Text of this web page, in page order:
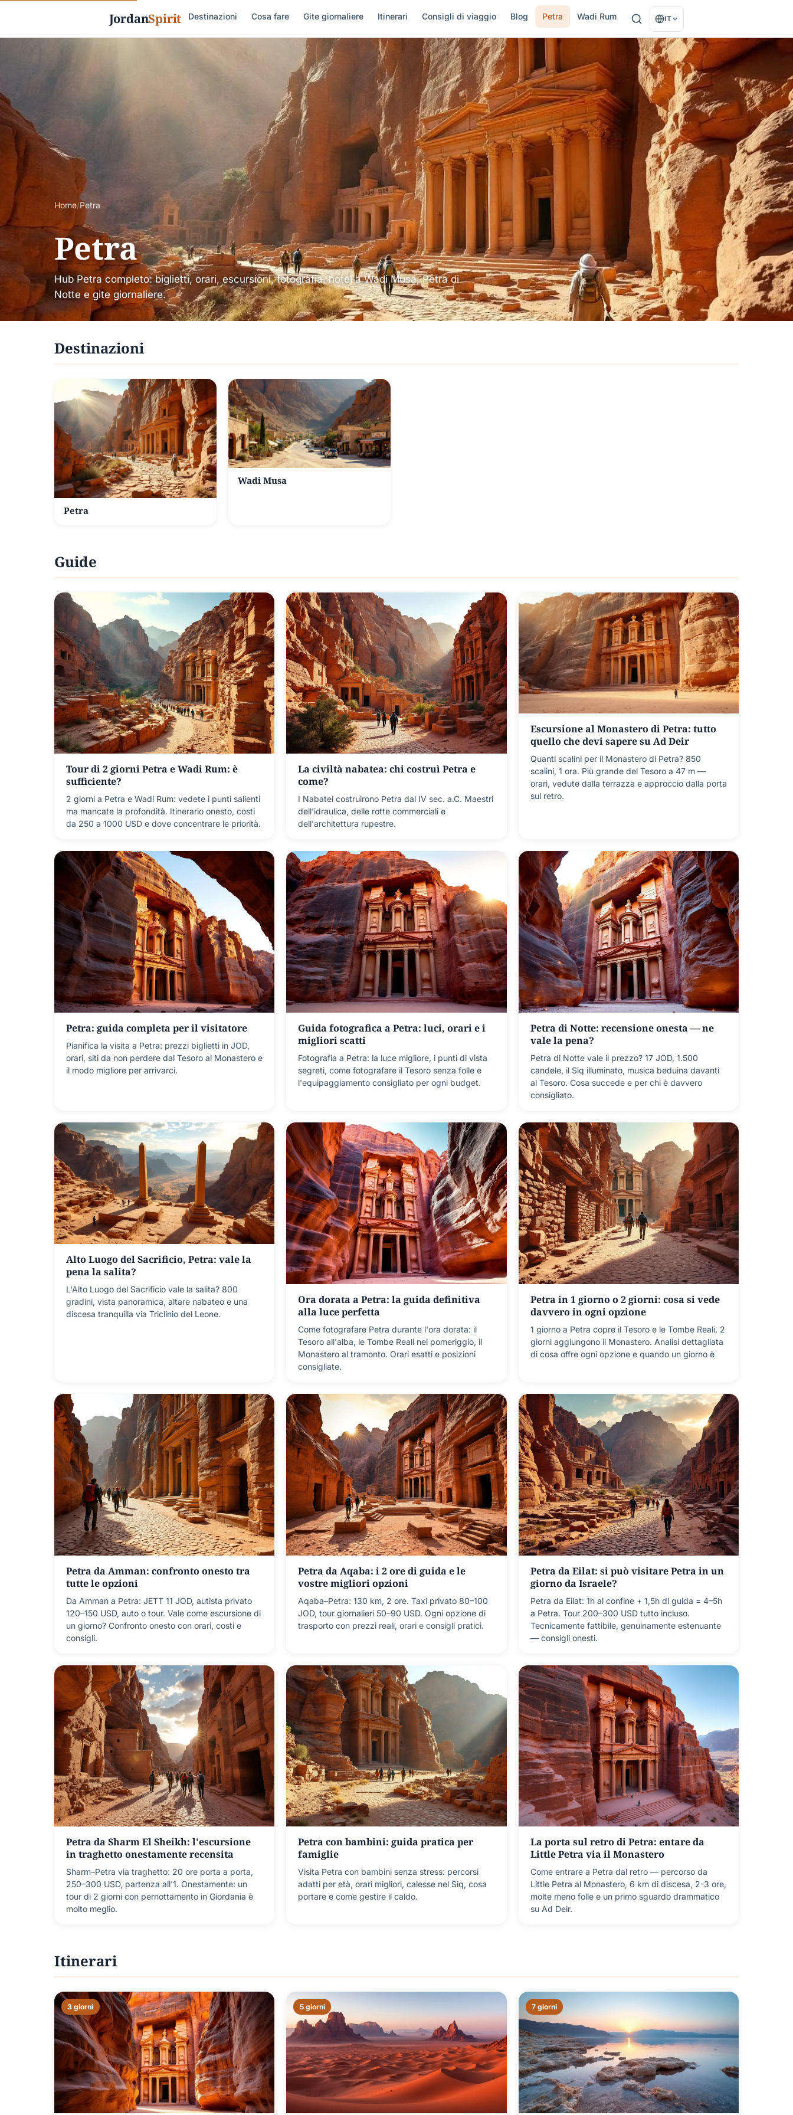
JordanSpirit Destinazioni Cosa fare Gite giornaliere Itinerari Consigli di viaggio Blog Petra Wadi Rum IT
Home/Petra
Petra
Hub Petra completo: biglietti, orari, escursioni, fotografia, hotel a Wadi Musa, Petra di
Notte e gite giornaliere.
Destinazioni
Petra
Wadi Musa
Guide
Tour di 2 giorni Petra e Wadi Rum: è
sufficiente?
2 giorni a Petra e Wadi Rum: vedete i punti salienti
ma mancate la profondità. Itinerario onesto, costi
da 250 a 1000 USD e dove concentrare le priorità.
La civiltà nabatea: chi costruì Petra e
come?
I Nabatei costruirono Petra dal IV sec. a.C. Maestri
dell'idraulica, delle rotte commerciali e
dell'architettura rupestre.
Escursione al Monastero di Petra: tutto
quello che devi sapere su Ad Deir
Quanti scalini per il Monastero di Petra? 850
scalini, 1 ora. Più grande del Tesoro a 47 m —
orari, vedute dalla terrazza e approccio dalla porta
sul retro.
Petra: guida completa per il visitatore
Pianifica la visita a Petra: prezzi biglietti in JOD,
orari, siti da non perdere dal Tesoro al Monastero e
il modo migliore per arrivarci.
Guida fotografica a Petra: luci, orari e i
migliori scatti
Fotografia a Petra: la luce migliore, i punti di vista
segreti, come fotografare il Tesoro senza folle e
l'equipaggiamento consigliato per ogni budget.
Petra di Notte: recensione onesta — ne
vale la pena?
Petra di Notte vale il prezzo? 17 JOD, 1.500
candele, il Siq illuminato, musica beduina davanti
al Tesoro. Cosa succede e per chi è davvero
consigliato.
Alto Luogo del Sacrificio, Petra: vale la
pena la salita?
L'Alto Luogo del Sacrificio vale la salita? 800
gradini, vista panoramica, altare nabateo e una
discesa tranquilla via Triclinio del Leone.
Ora dorata a Petra: la guida definitiva
alla luce perfetta
Come fotografare Petra durante l'ora dorata: il
Tesoro all'alba, le Tombe Reali nel pomeriggio, il
Monastero al tramonto. Orari esatti e posizioni
consigliate.
Petra in 1 giorno o 2 giorni: cosa si vede
davvero in ogni opzione
1 giorno a Petra copre il Tesoro e le Tombe Reali. 2
giorni aggiungono il Monastero. Analisi dettagliata
di cosa offre ogni opzione e quando un giorno è
Petra da Amman: confronto onesto tra
tutte le opzioni
Da Amman a Petra: JETT 11 JOD, autista privato
120–150 USD, auto o tour. Vale come escursione di
un giorno? Confronto onesto con orari, costi e
consigli.
Petra da Aqaba: i 2 ore di guida e le
vostre migliori opzioni
Aqaba–Petra: 130 km, 2 ore. Taxi privato 80–100
JOD, tour giornalieri 50–90 USD. Ogni opzione di
trasporto con prezzi reali, orari e consigli pratici.
Petra da Eilat: si può visitare Petra in un
giorno da Israele?
Petra da Eilat: 1h al confine + 1,5h di guida = 4–5h
a Petra. Tour 200–300 USD tutto incluso.
Tecnicamente fattibile, genuinamente estenuante
— consigli onesti.
Petra da Sharm El Sheikh: l'escursione
in traghetto onestamente recensita
Sharm–Petra via traghetto: 20 ore porta a porta,
250–300 USD, partenza all'1. Onestamente: un
tour di 2 giorni con pernottamento in Giordania è
molto meglio.
Petra con bambini: guida pratica per
famiglie
Visita Petra con bambini senza stress: percorsi
adatti per età, orari migliori, calesse nel Siq, cosa
portare e come gestire il caldo.
La porta sul retro di Petra: entare da
Little Petra via il Monastero
Come entrare a Petra dal retro — percorso da
Little Petra al Monastero, 6 km di discesa, 2-3 ore,
molte meno folle e un primo sguardo drammatico
su Ad Deir.
Itinerari
3 giorni 5 giorni 7 giorni